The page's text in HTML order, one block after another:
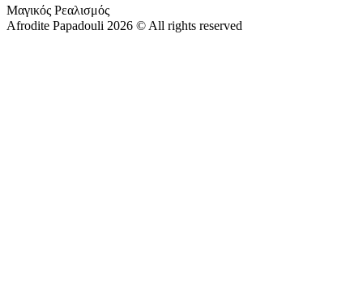
Μαγικός Ρεαλισμός
Afrodite Papadouli 2026 © All rights reserved